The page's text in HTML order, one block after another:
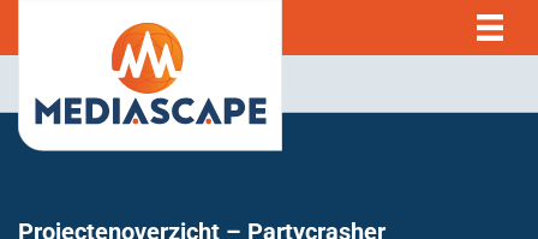
Projectenoverzicht – Partycrasher